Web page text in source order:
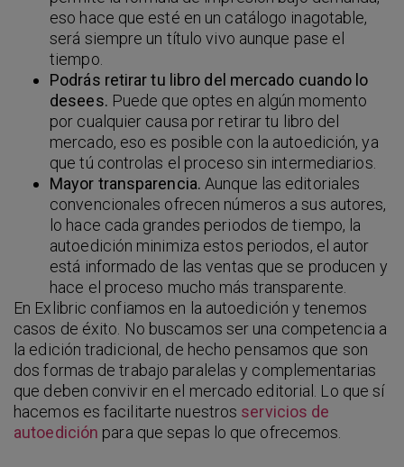
eso hace que esté en un catálogo inagotable,
será siempre un título vivo aunque pase el
tiempo.
Podrás retirar tu libro del mercado cuando lo
desees. Puede que optes en algún momento
por cualquier causa por retirar tu libro del
mercado, eso es posible con la autoedición, ya
que tú controlas el proceso sin intermediarios.
Mayor transparencia. Aunque las editoriales
convencionales ofrecen números a sus autores,
lo hace cada grandes periodos de tiempo, la
autoedición minimiza estos periodos, el autor
está informado de las ventas que se producen y
hace el proceso mucho más transparente.
En Exlibric confiamos en la autoedición y tenemos
casos de éxito. No buscamos ser una competencia a
la edición tradicional, de hecho pensamos que son
dos formas de trabajo paralelas y complementarias
que deben convivir en el mercado editorial. Lo que sí
hacemos es facilitarte nuestros servicios de
autoedición para que sepas lo que ofrecemos.